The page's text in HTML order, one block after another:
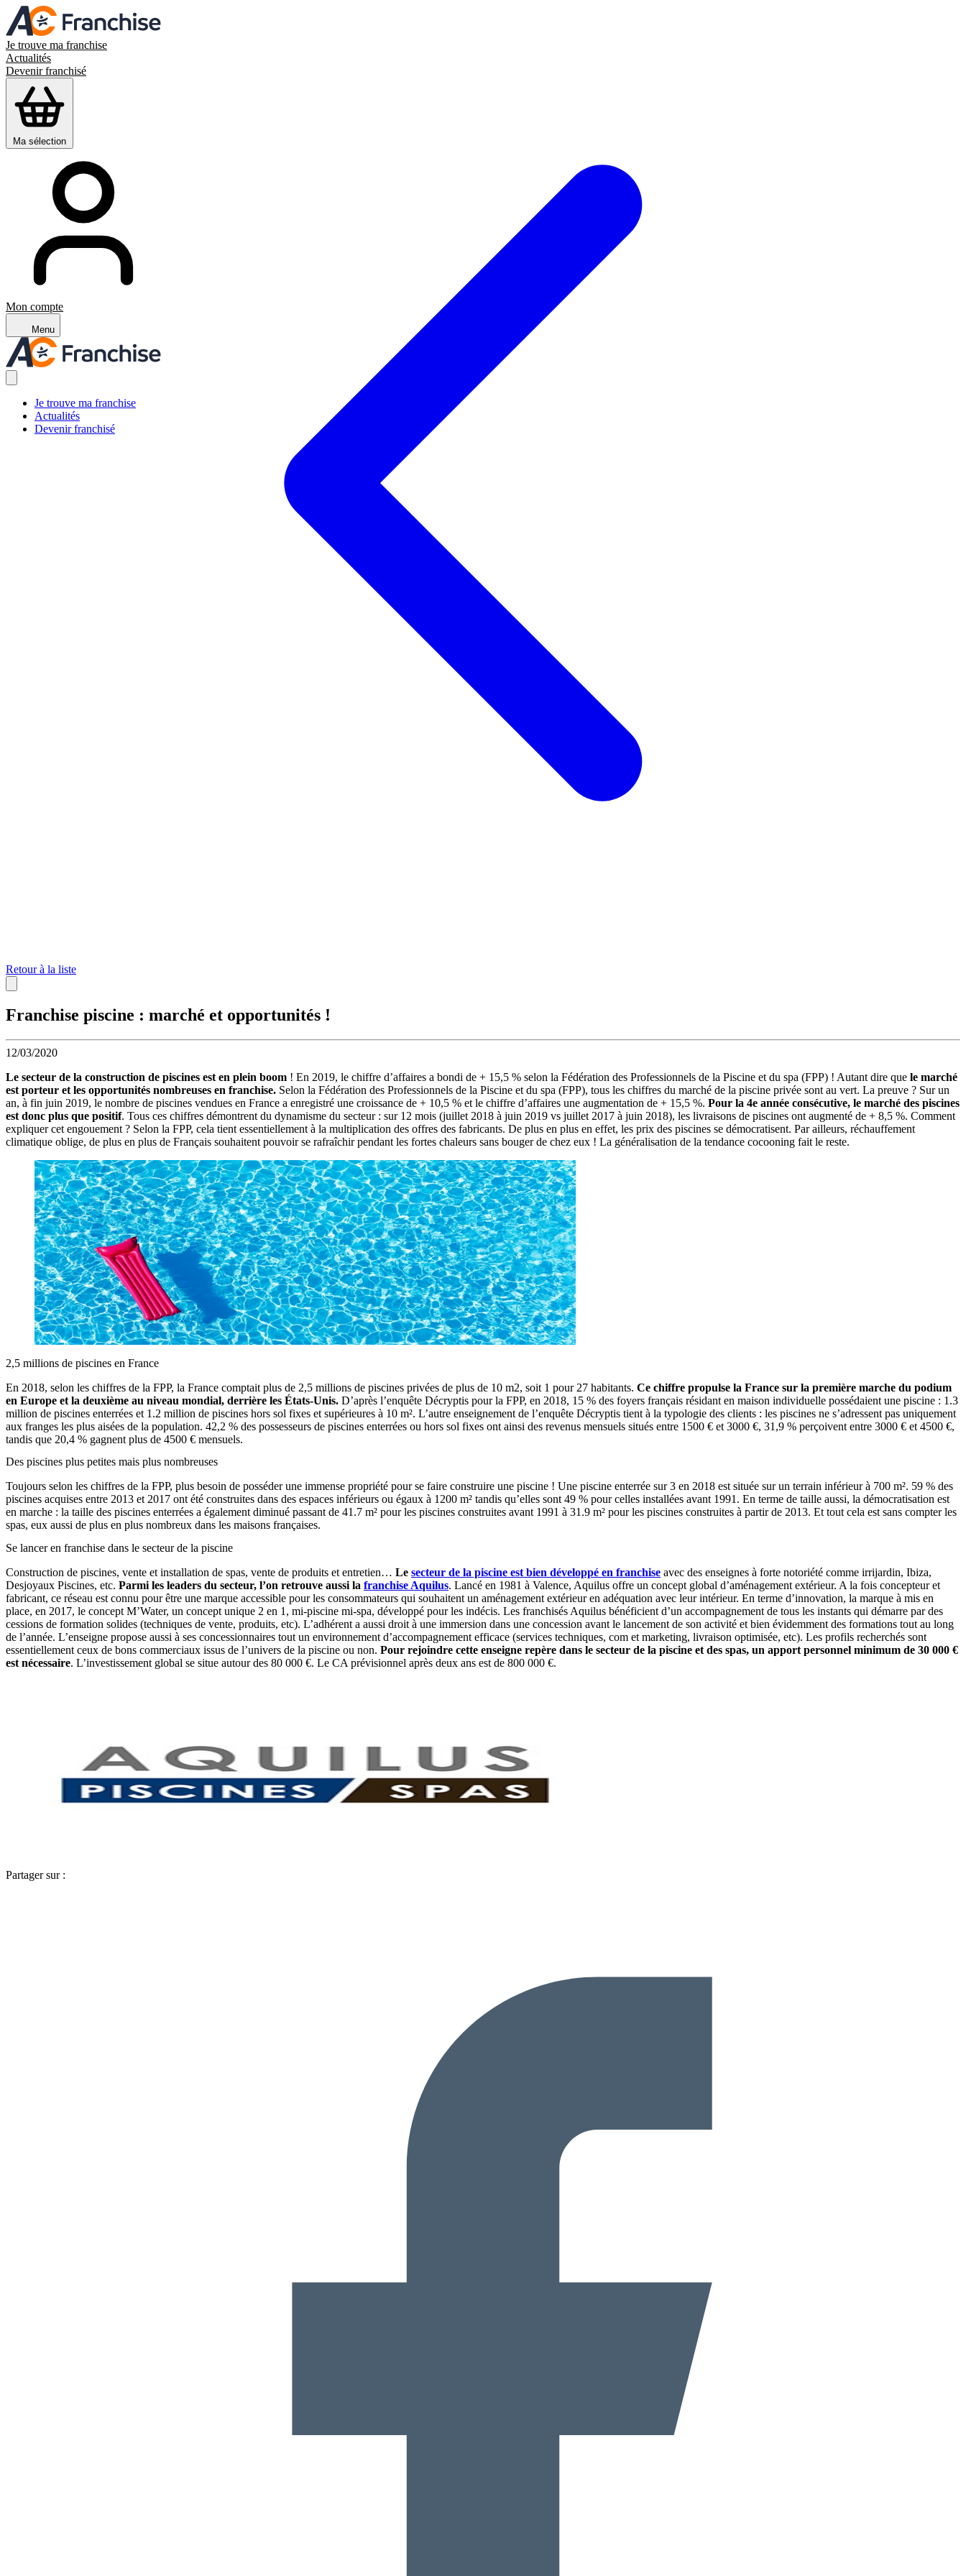
Je trouve ma franchise
Actualités
Devenir franchisé
Ma sélection
Mon compte
Menu
Je trouve ma franchise
Actualités
Devenir franchisé
Retour à la liste
Franchise piscine : marché et opportunités !
12/03/2020
Le secteur de la construction de piscines est en plein boom ! En 2019, le chiffre d’affaires a bondi de + 15,5 % selon la Fédération des Professionnels de la Piscine et du spa (FPP) ! Autant dire que le marché
est porteur et les opportunités nombreuses en franchise. Selon la Fédération des Professionnels de la Piscine et du spa (FPP), tous les chiffres du marché de la piscine privée sont au vert. La preuve ? Sur un
an, à fin juin 2019, le nombre de piscines vendues en France a enregistré une croissance de + 10,5 % et le chiffre d’affaires une augmentation de + 15,5 %. Pour la 4e année consécutive, le marché des piscines
est donc plus que positif. Tous ces chiffres démontrent du dynamisme du secteur : sur 12 mois (juillet 2018 à juin 2019 vs juillet 2017 à juin 2018), les livraisons de piscines ont augmenté de + 8,5 %. Comment
expliquer cet engouement ? Selon la FPP, cela tient essentiellement à la multiplication des offres des fabricants. De plus en plus en effet, les prix des piscines se démocratisent. Par ailleurs, réchauffement
climatique oblige, de plus en plus de Français souhaitent pouvoir se rafraîchir pendant les fortes chaleurs sans bouger de chez eux ! La généralisation de la tendance cocooning fait le reste.
2,5 millions de piscines en France
En 2018, selon les chiffres de la FPP, la France comptait plus de 2,5 millions de piscines privées de plus de 10 m2, soit 1 pour 27 habitants. Ce chiffre propulse la France sur la première marche du podium
en Europe et la deuxième au niveau mondial, derrière les États-Unis. D’après l’enquête Décryptis pour la FPP, en 2018, 15 % des foyers français résidant en maison individuelle possédaient une piscine : 1.3
million de piscines enterrées et 1.2 million de piscines hors sol fixes et supérieures à 10 m². L’autre enseignement de l’enquête Décryptis tient à la typologie des clients : les piscines ne s’adressent pas uniquement
aux franges les plus aisées de la population. 42,2 % des possesseurs de piscines enterrées ou hors sol fixes ont ainsi des revenus mensuels situés entre 1500 € et 3000 €, 31,9 % perçoivent entre 3000 € et 4500 €,
tandis que 20,4 % gagnent plus de 4500 € mensuels.
Des piscines plus petites mais plus nombreuses
Toujours selon les chiffres de la FPP, plus besoin de posséder une immense propriété pour se faire construire une piscine ! Une piscine enterrée sur 3 en 2018 est située sur un terrain inférieur à 700 m². 59 % des
piscines acquises entre 2013 et 2017 ont été construites dans des espaces inférieurs ou égaux à 1200 m² tandis qu’elles sont 49 % pour celles installées avant 1991. En terme de taille aussi, la démocratisation est
en marche : la taille des piscines enterrées a également diminué passant de 41.7 m² pour les piscines construites avant 1991 à 31.9 m² pour les piscines construites à partir de 2013. Et tout cela est sans compter les
spas, eux aussi de plus en plus nombreux dans les maisons françaises.
Se lancer en franchise dans le secteur de la piscine
Construction de piscines, vente et installation de spas, vente de produits et entretien… Le secteur de la piscine est bien développé en franchise avec des enseignes à forte notoriété comme irrijardin, Ibiza,
Desjoyaux Piscines, etc. Parmi les leaders du secteur, l’on retrouve aussi la franchise Aquilus. Lancé en 1981 à Valence, Aquilus offre un concept global d’aménagement extérieur. A la fois concepteur et
fabricant, ce réseau est connu pour être une marque accessible pour les consommateurs qui souhaitent un aménagement extérieur en adéquation avec leur intérieur. En terme d’innovation, la marque à mis en
place, en 2017, le concept M’Water, un concept unique 2 en 1, mi-piscine mi-spa, développé pour les indécis. Les franchisés Aquilus bénéficient d’un accompagnement de tous les instants qui démarre par des
cessions de formation solides (techniques de vente, produits, etc). L’adhérent a aussi droit à une immersion dans une concession avant le lancement de son activité et bien évidemment des formations tout au long
de l’année. L’enseigne propose aussi à ses concessionnaires tout un environnement d’accompagnement efficace (services techniques, com et marketing, livraison optimisée, etc). Les profils recherchés sont
essentiellement ceux de bons commerciaux issus de l’univers de la piscine ou non. Pour rejoindre cette enseigne repère dans le secteur de la piscine et des spas, un apport personnel minimum de 30 000 €
est nécessaire. L’investissement global se situe autour des 80 000 €. Le CA prévisionnel après deux ans est de 800 000 €.
Partager sur :